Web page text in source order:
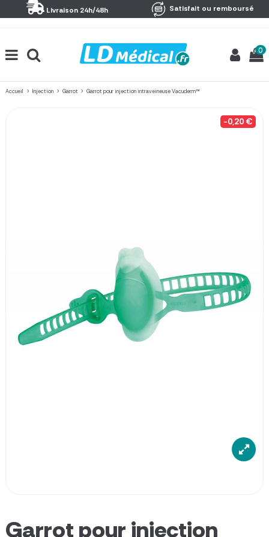
Livraison 24h/48h Satisfait ou remboursé
0
Accueil Injection Garrot Garrot pour injection intraveineuse Vacuderm™
-0,20 €
Garrot pour injection
Panneau de gestion des cookies